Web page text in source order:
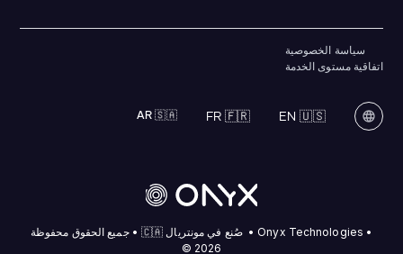
سياسة الخصوصية
اتفاقية مستوى الخدمة
EN 🇺🇸
FR 🇫🇷
AR 🇸🇦
• Onyx Technologies • صُنع في مونتريال 🇨🇦 • جميع الحقوق محفوظة
2026 ©